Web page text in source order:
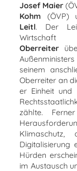
Josef Maier
Kohm (ÖVP)
Leitl. Der
Wirtschaft
Oberreiter
seinem
Oberreiter an
er Einheit und
zählte.
Hürden
im Austausch